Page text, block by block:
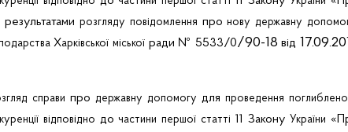
результатами розгляду повідомлення пронову державну
Харківської міської ради № 5533/0/90-18від
справи про державну допомогу для проведення
відповідно дочастини першої статті 11 Закону України